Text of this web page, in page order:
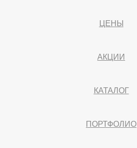
ЦЕНЫ
АКЦИИ
КАТАЛОГ
ПОРТФОЛИО